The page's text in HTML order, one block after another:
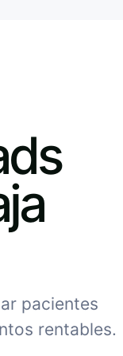
pacientes
rentables.